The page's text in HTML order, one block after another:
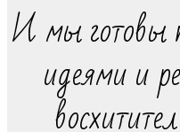
И мы готовы
идеями и